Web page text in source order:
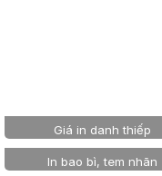
Giá in danh thiếp
In bao bì, tem nhãn